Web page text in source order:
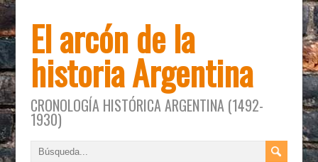
El arcón de la
historia Argentina
CRONOLOGÍA HISTÓRICA ARGENTINA (1492-
1930)